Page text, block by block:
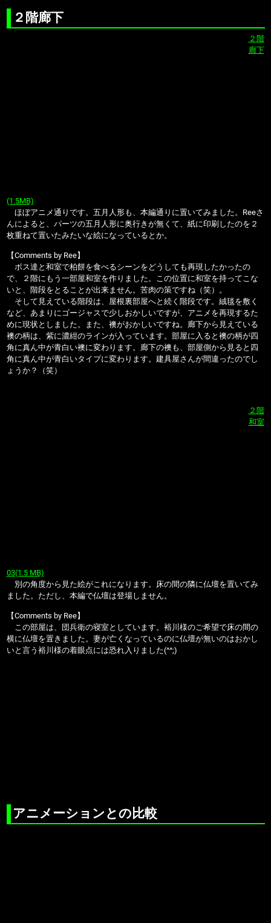
２階廊下
２階
廊下
(1.5MB)
ほぼアニメ通りです。五月人形も、本編通りに置いてみました。Reeさ
んによると、パーツの五月人形に奥行きが無くて、紙に印刷したのを２
枚重ねて置いたみたいな絵になっているとか。
【Comments by Ree】
ボス達と和室で柏餅を食べるシーンをどうしても再現したかったの
で、２階にもう一部屋和室を作りました。この位置に和室を持ってこな
いと、階段をとることが出来ません。苦肉の策ですね（笑）。
そして見えている階段は、屋根裏部屋へと続く階段です。絨毯を敷く
など、あまりにゴージャスで少しおかしいですが、アニメを再現するた
めに現状としました。また、襖がおかしいですね。廊下から見えている
襖の柄は、紫に濃紺のラインが入っています。部屋に入ると襖の柄が四
角に真ん中が青白い襖に変わります。廊下の襖も、部屋側から見ると四
角に真ん中が青白いタイプに変わります。建具屋さんが間違ったのでし
ょうか？（笑）
２階
和室
03(1.5 MB)
別の角度から見た絵がこれになります。床の間の隣に仏壇を置いてみ
ました。ただし、本編で仏壇は登場しません。
【Comments by Ree】
この部屋は、団兵衛の寝室としています。裕川様のご希望で床の間の
横に仏壇を置きました。妻が亡くなっているのに仏壇が無いのはおかし
いと言う裕川様の着眼点には恐れ入りました(^^;)
アニメーションとの比較